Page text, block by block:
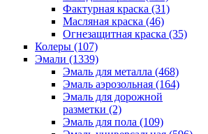
Фактурная краска (31)
Масляная краска (46)
Огнезащитная краска (35)
Колеры (107)
Эмали (1339)
Эмаль для металла (468)
Эмаль аэрозольная (164)
Эмаль для дорожной
разметки (2)
Эмаль для пола (109)